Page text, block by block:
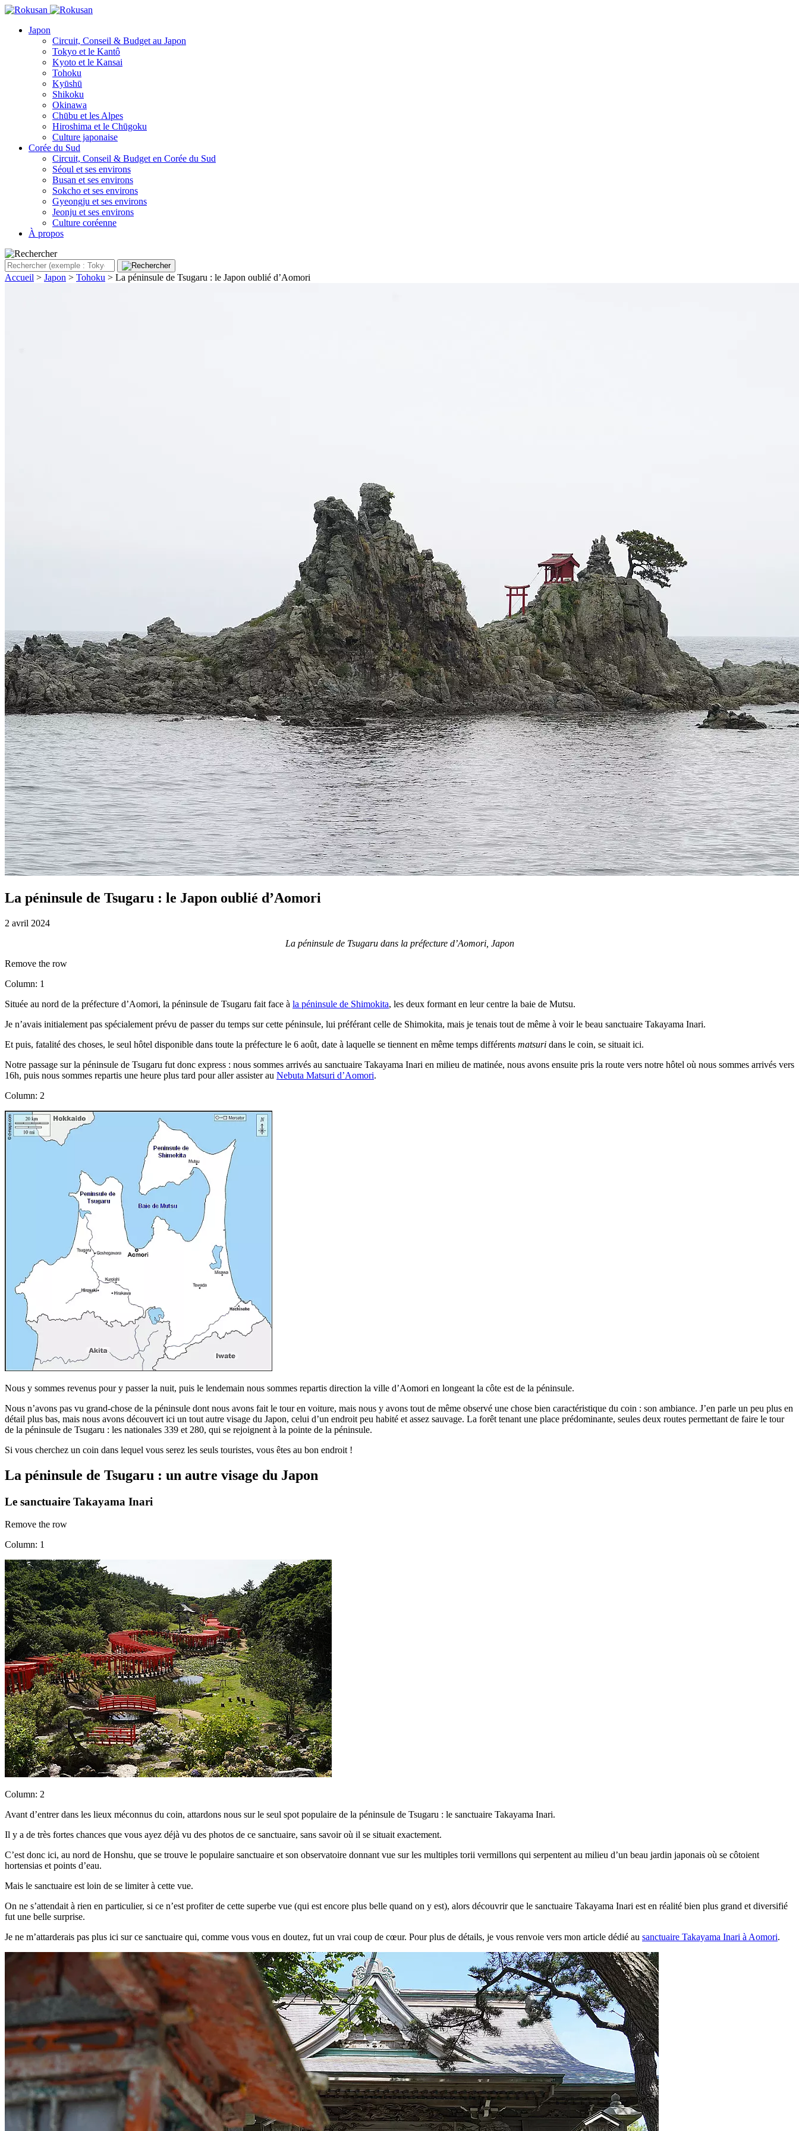
Japon
Circuit, Conseil & Budget au Japon
Tokyo et le Kantô
Kyoto et le Kansai
Tohoku
Kyūshū
Shikoku
Okinawa
Chūbu et les Alpes
Hiroshima et le Chūgoku
Culture japonaise
Corée du Sud
Circuit, Conseil & Budget en Corée du Sud
Séoul et ses environs
Busan et ses environs
Sokcho et ses environs
Gyeongju et ses environs
Jeonju et ses environs
Culture coréenne
À propos
Accueil > Japon > Tohoku > La péninsule de Tsugaru : le Japon oublié d’Aomori
La péninsule de Tsugaru : le Japon oublié d’Aomori
2 avril 2024
La péninsule de Tsugaru dans la préfecture d’Aomori, Japon
Remove the row
Column: 1
Située au nord de la préfecture d’Aomori, la péninsule de Tsugaru fait face à la péninsule de Shimokita, les deux formant en leur centre la baie de Mutsu.
Je n’avais initialement pas spécialement prévu de passer du temps sur cette péninsule, lui préférant celle de Shimokita, mais je tenais tout de même à voir le beau sanctuaire Takayama Inari.
Et puis, fatalité des choses, le seul hôtel disponible dans toute la préfecture le 6 août, date à laquelle se tiennent en même temps différents matsuri dans le coin, se situait ici.
Notre passage sur la péninsule de Tsugaru fut donc express : nous sommes arrivés au sanctuaire Takayama Inari en milieu de matinée, nous avons ensuite pris la route vers notre hôtel où nous sommes arrivés vers
16h, puis nous sommes repartis une heure plus tard pour aller assister au Nebuta Matsuri d’Aomori.
Column: 2
Nous y sommes revenus pour y passer la nuit, puis le lendemain nous sommes repartis direction la ville d’Aomori en longeant la côte est de la péninsule.
Nous n’avons pas vu grand-chose de la péninsule dont nous avons fait le tour en voiture, mais nous y avons tout de même observé une chose bien caractéristique du coin : son ambiance. J’en parle un peu plus en
détail plus bas, mais nous avons découvert ici un tout autre visage du Japon, celui d’un endroit peu habité et assez sauvage. La forêt tenant une place prédominante, seules deux routes permettant de faire le tour
de la péninsule de Tsugaru : les nationales 339 et 280, qui se rejoignent à la pointe de la péninsule.
Si vous cherchez un coin dans lequel vous serez les seuls touristes, vous êtes au bon endroit !
La péninsule de Tsugaru : un autre visage du Japon
Le sanctuaire Takayama Inari
Remove the row
Column: 1
Column: 2
Avant d’entrer dans les lieux méconnus du coin, attardons nous sur le seul spot populaire de la péninsule de Tsugaru : le sanctuaire Takayama Inari.
Il y a de très fortes chances que vous ayez déjà vu des photos de ce sanctuaire, sans savoir où il se situait exactement.
C’est donc ici, au nord de Honshu, que se trouve le populaire sanctuaire et son observatoire donnant vue sur les multiples torii vermillons qui serpentent au milieu d’un beau jardin japonais où se côtoient
hortensias et points d’eau.
Mais le sanctuaire est loin de se limiter à cette vue.
On ne s’attendait à rien en particulier, si ce n’est profiter de cette superbe vue (qui est encore plus belle quand on y est), alors découvrir que le sanctuaire Takayama Inari est en réalité bien plus grand et diversifié
fut une belle surprise.
Je ne m’attarderais pas plus ici sur ce sanctuaire qui, comme vous vous en doutez, fut un vrai coup de cœur. Pour plus de détails, je vous renvoie vers mon article dédié au sanctuaire Takayama Inari à Aomori.